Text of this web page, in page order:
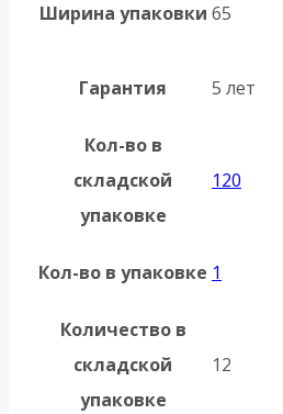
Ширина упаковки 65
Гарантия 5 лет
Кол-во в
складской
упаковке
120
Кол-во в упаковке 1
Количество в
складской
упаковке
12